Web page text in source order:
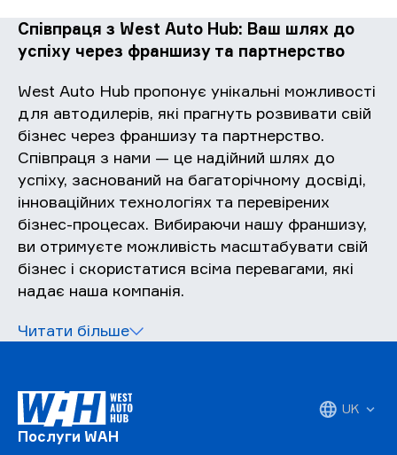
Співпраця з West Auto Hub: Ваш шлях до
успіху через франшизу та партнерство
West Auto Hub пропонує унікальні можливості
для автодилерів, які прагнуть розвивати свій
бізнес через франшизу та партнерство.
Співпраця з нами — це надійний шлях до
успіху, заснований на багаторічному досвіді,
інноваційних технологіях та перевірених
бізнес-процесах. Вибираючи нашу франшизу,
ви отримуєте можливість масштабувати свій
бізнес і скористатися всіма перевагами, які
надає наша компанія.
Читати більше
UK
Послуги WAH